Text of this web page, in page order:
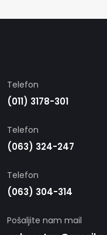
Telefon
(011) 3178-301
Telefon
(063) 324-247
Telefon
(063) 304-314
Pošaljite nam mail